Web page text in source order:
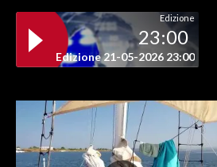
#CARAUNIONE
3 MINUTI CON
INFO AZIENDE
ABBONATI
Edizione
23:00
Edizione 21-05-2026 23:00